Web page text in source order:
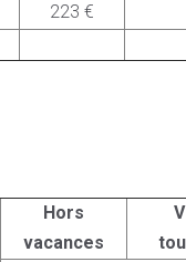
223 €
Hors
vacances